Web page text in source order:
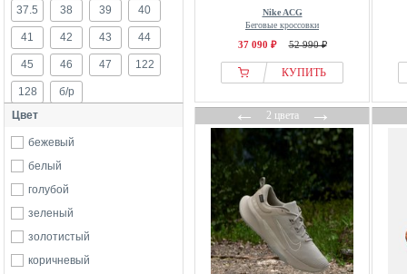
37.5 38 39 40
41 42 43 44
45 46 47 122
128
б/р
Цвет
бежевый
белый
голубой
зеленый
золотистый
коричневый
Nike ACG
Беговые кроссовки
37 090 ₽ 52 990 ₽
КУПИТЬ
←2 цвета→